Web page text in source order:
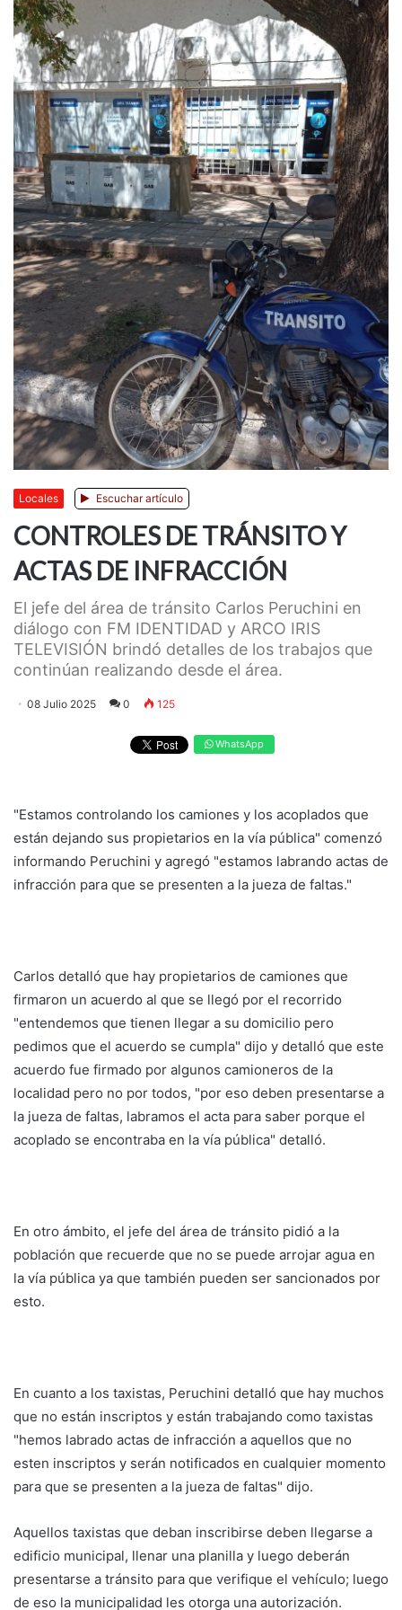
Locales Escuchar artículo
CONTROLES DE TRÁNSITO Y
ACTAS DE INFRACCIÓN
El jefe del área de tránsito Carlos Peruchini en
diálogo con FM IDENTIDAD y ARCO IRIS
TELEVISIÓN brindó detalles de los trabajos que
continúan realizando desde el área.
08 Julio 2025 0 125
WhatsApp
"Estamos controlando los camiones y los acoplados que
están dejando sus propietarios en la vía pública" comenzó
informando Peruchini y agregó "estamos labrando actas de
infracción para que se presenten a la jueza de faltas."
Carlos detalló que hay propietarios de camiones que
firmaron un acuerdo al que se llegó por el recorrido
"entendemos que tienen llegar a su domicilio pero
pedimos que el acuerdo se cumpla" dijo y detalló que este
acuerdo fue firmado por algunos camioneros de la
localidad pero no por todos, "por eso deben presentarse a
la jueza de faltas, labramos el acta para saber porque el
acoplado se encontraba en la vía pública" detalló.
En otro ámbito, el jefe del área de tránsito pidió a la
población que recuerde que no se puede arrojar agua en
la vía pública ya que también pueden ser sancionados por
esto.
En cuanto a los taxistas, Peruchini detalló que hay muchos
que no están inscriptos y están trabajando como taxistas
"hemos labrado actas de infracción a aquellos que no
esten inscriptos y serán notificados en cualquier momento
para que se presenten a la jueza de faltas" dijo.
Aquellos taxistas que deban inscribirse deben llegarse a
edificio municipal, llenar una planilla y luego deberán
presentarse a tránsito para que verifique el vehículo; luego
de eso la municipalidad les otorga una autorización.